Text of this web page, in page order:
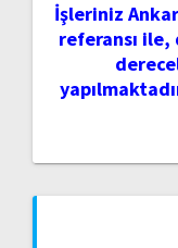
İşleriniz
referansı